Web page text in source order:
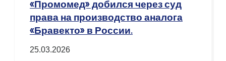
«Промомед» добился через суд
права на производство аналога
«Бравекто» в России.
25.03.2026